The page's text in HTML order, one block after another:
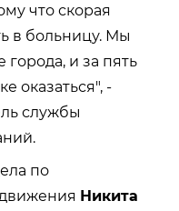
что скорая
в больницу. Мы
и за пять
оказаться", -
службы
по
Никита